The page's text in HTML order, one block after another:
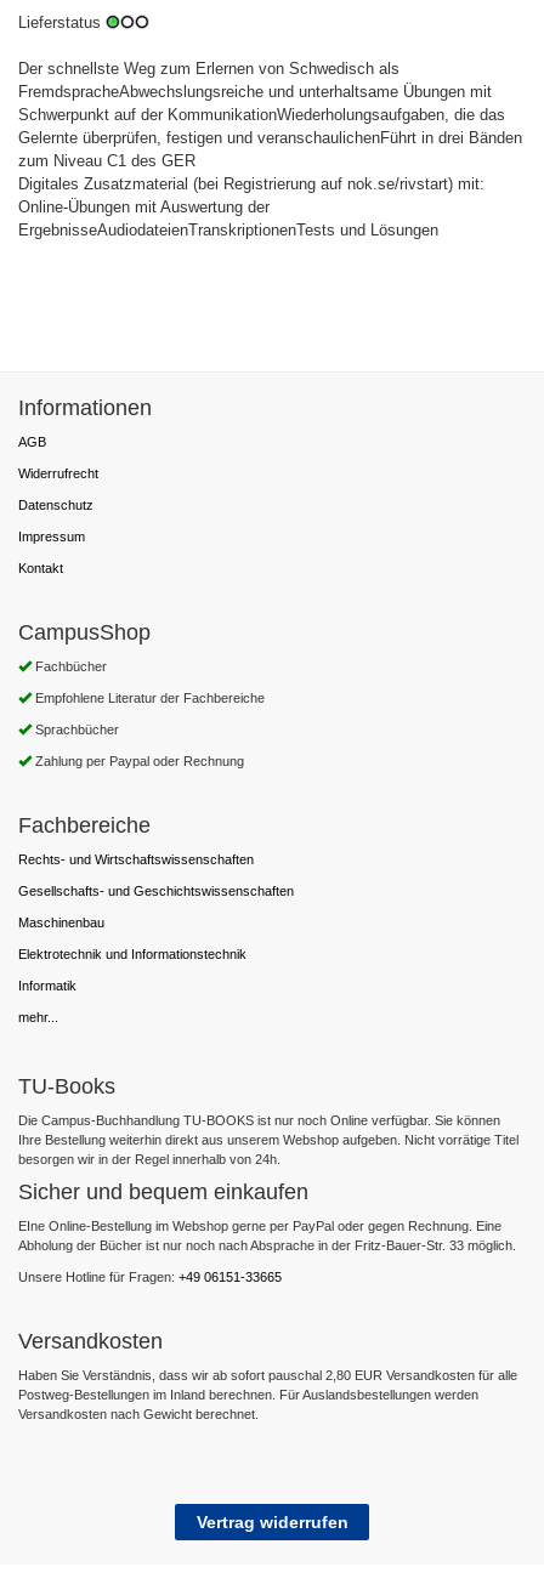
Lieferstatus
Der schnellste Weg zum Erlernen von Schwedisch als
FremdspracheAbwechslungsreiche und unterhaltsame Übungen mit
Schwerpunkt auf der KommunikationWiederholungsaufgaben, die das
Gelernte überprüfen, festigen und veranschaulichenFührt in drei Bänden
zum Niveau C1 des GER
Digitales Zusatzmaterial (bei Registrierung auf nok.se/rivstart) mit:
Online-Übungen mit Auswertung der
ErgebnisseAudiodateienTranskriptionenTests und Lösungen
Informationen
AGB
Widerrufrecht
Datenschutz
Impressum
Kontakt
CampusShop
Fachbücher
Empfohlene Literatur der Fachbereiche
Sprachbücher
Zahlung per Paypal oder Rechnung
Fachbereiche
Rechts- und Wirtschaftswissenschaften
Gesellschafts- und Geschichtswissenschaften
Maschinenbau
Elektrotechnik und Informationstechnik
Informatik
mehr...
TU-Books
Die Campus-Buchhandlung TU-BOOKS ist nur noch Online verfügbar. Sie können
Ihre Bestellung weiterhin direkt aus unserem Webshop aufgeben. Nicht vorrätige Titel
besorgen wir in der Regel innerhalb von 24h.
Sicher und bequem einkaufen
EIne Online-Bestellung im Webshop gerne per PayPal oder gegen Rechnung. Eine
Abholung der Bücher ist nur noch nach Absprache in der Fritz-Bauer-Str. 33 möglich.
Unsere Hotline für Fragen: +49 06151-33665
Versandkosten
Haben Sie Verständnis, dass wir ab sofort pauschal 2,80 EUR Versandkosten für alle
Postweg-Bestellungen im Inland berechnen. Für Auslandsbestellungen werden
Versandkosten nach Gewicht berechnet.
Vertrag widerrufen